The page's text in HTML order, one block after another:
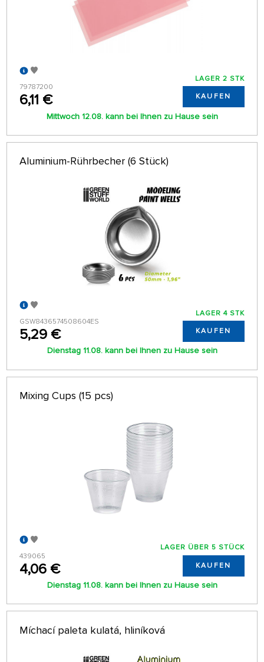
79787200
6,11 €
LAGER 2 STK
KAUFEN
Mittwoch 12.08. kann bei Ihnen zu Hause sein
Aluminium-Rührbecher (6 Stück)
GSW8436574508604ES
5,29 €
LAGER 4 STK
KAUFEN
Dienstag 11.08. kann bei Ihnen zu Hause sein
Mixing Cups (15 pcs)
439065
4,06 €
LAGER ÜBER 5 STÜCK
KAUFEN
Dienstag 11.08. kann bei Ihnen zu Hause sein
Míchací paleta kulatá, hliníková